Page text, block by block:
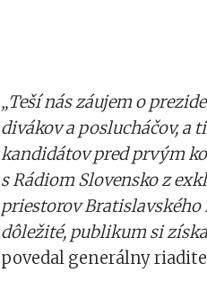
„Teší nás záujem o
divákov a poslucháčov, a
kandidátov pred prvým
s Rádiom Slovensko z
priestorov Bratislavského
dôležité, publikum si
povedal generálny